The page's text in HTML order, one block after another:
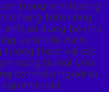
trọng ảnh hưởng
hạng trên công
ảnh, sử dụng bộ nhớ
uy tín để đảm
tương thích với các
cũng là một yếu
có nhiều người sử
internet.